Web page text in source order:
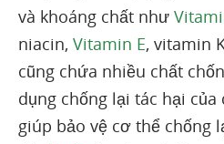
và khoáng chất như
niacin, Vitamin E, vitamin
cũng chứa nhiều chất
dụng chống lại tác hại
giúp bảo vệ cơ thể chống